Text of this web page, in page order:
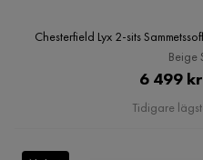
Chesterfield Lyx 2-sits
Beige
6 499 kr
Tidigare